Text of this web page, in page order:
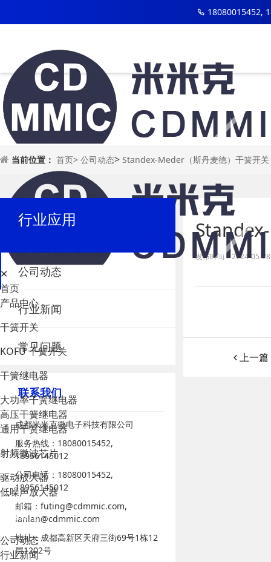
18080015452,
✕
首页
产品中心
干簧开关
KOFU 干簧开关
干簧继电器
大功率干簧继电器
高压干簧继电器
通用干簧继电器
射频微波芯片
驱动放大器
低噪声放大器
行业应用
公司动态
行业新闻
当前位置： 首页> 公司动态> Standex-Meder（斯丹麦德）干簧开关
行业应用
公司动态
行业新闻
常见问题
联系我们
成都米米克微电子科技有限公司
服务热线：18080015452,
18956145012
公司电话：18080015452,
18956145012
邮箱：futing@cdmmic.com,
lanlan@cdmmic.com
地址：成都高新区天府三街69号1栋12
层1202号
发布时间：2024-05-
上一